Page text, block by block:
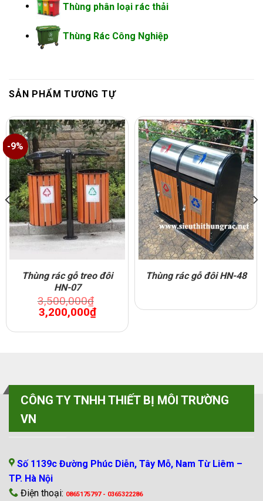
Thùng phân loại rác thải
Thùng Rác Công Nghiệp
SẢN PHẨM TƯƠNG TỰ
-9%
Thùng rác gỗ treo đôi
HN-07
3,500,000₫
Original
price
3,500,000₫.
3,200,000₫Current
price
3,200,000₫.
Thùng rác gỗ đôi HN-48
CÔNG TY TNHH THIẾT BỊ MÔI TRƯỜNG
VN
VP MIỀN BẮC
Số 1139c Đường Phúc Diễn, Tây Mỗ, Nam Từ Liêm –
TP. Hà Nội
Điện thoại: 0865175797 - 0365322286